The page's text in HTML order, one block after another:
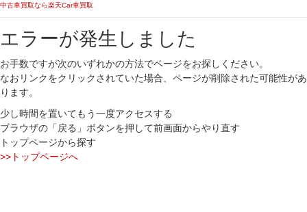
中古車買取なら楽天Car車買取
エラーが発生しました
お手数ですが次のいずれかの方法でページをお探しください。
なおリンクをクリックされていた場合、ページが削除された可能性があ
ります。
少し時間を置いてもう一度アクセスする
ブラウザの「戻る」ボタンを押して前画面からやり直す
トップページから探す
>>トップページへ